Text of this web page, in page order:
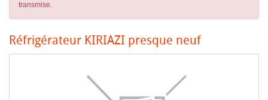
transmise.
Réfrigérateur KIRIAZI presque neuf